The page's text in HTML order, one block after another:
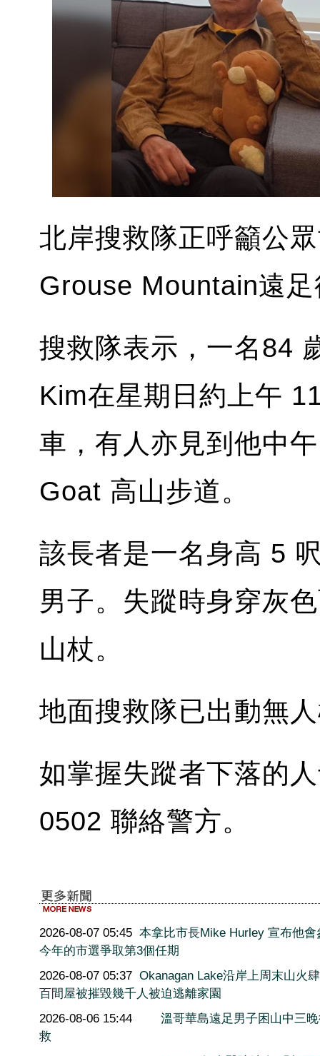
北岸搜救隊正呼籲公
Grouse Mountain遠
搜救隊表示，一名84
Kim在星期日約上午
車，有人亦見到他中
Goat 高山步道。
該長者是一名身高 5
男子。失蹤時身穿灰
山杖。
地面搜救隊已出動無
如掌握失蹤者下落的
0502 聯絡警方。
2026-08-07 05:45 本拿比市長Mike Hurley 宣布他會
今年的市選爭取第3個任期
2026-08-07 05:37 Okanagan Lake沿岸上周末山火
百間屋被摧毀幾千人被迫逃離家園
2026-08-06 15:44
溫哥華島遠足男子困山中三
救